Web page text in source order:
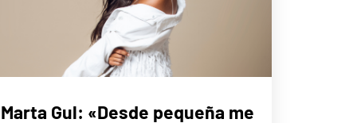
Marta Gul: «Desde pequeña me